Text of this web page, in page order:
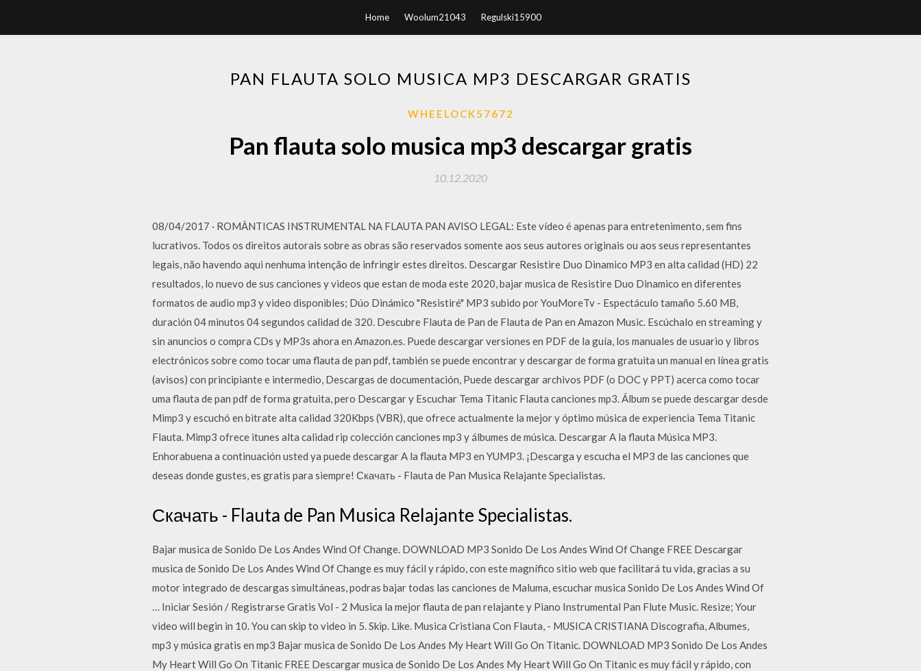
Home Woolum21043 Regulski15900
PAN FLAUTA SOLO MUSICA MP3 DESCARGAR GRATIS
WHEELOCK57672
Pan flauta solo musica mp3 descargar gratis
10.12.2020
08/04/2017 · ROMÂNTICAS INSTRUMENTAL NA FLAUTA PAN AVISO LEGAL: Este vídeo é apenas para entretenimento, sem fins
lucrativos. Todos os direitos autorais sobre as obras são reservados somente aos seus autores originais ou aos seus representantes
legais, não havendo aqui nenhuma intenção de infringir estes direitos. Descargar Resistire Duo Dinamico MP3 en alta calidad (HD) 22
resultados, lo nuevo de sus canciones y videos que estan de moda este 2020, bajar musica de Resistire Duo Dinamico en diferentes
formatos de audio mp3 y video disponibles; Dúo Dinámico "Resistiré" MP3 subido por YouMoreTv - Espectáculo tamaño 5.60 MB,
duración 04 minutos 04 segundos calidad de 320. Descubre Flauta de Pan de Flauta de Pan en Amazon Music. Escúchalo en streaming y
sin anuncios o compra CDs y MP3s ahora en Amazon.es. Puede descargar versiones en PDF de la guía, los manuales de usuario y libros
electrónicos sobre como tocar uma flauta de pan pdf, también se puede encontrar y descargar de forma gratuita un manual en línea gratis
(avisos) con principiante e intermedio, Descargas de documentación, Puede descargar archivos PDF (o DOC y PPT) acerca como tocar
uma flauta de pan pdf de forma gratuita, pero Descargar y Escuchar Tema Titanic Flauta canciones mp3. Álbum se puede descargar desde
Mimp3 y escuchó en bitrate alta calidad 320Kbps (VBR), que ofrece actualmente la mejor y óptimo música de experiencia Tema Titanic
Flauta. Mimp3 ofrece itunes alta calidad rip colección canciones mp3 y álbumes de música. Descargar A la flauta Música MP3.
Enhorabuena a continuación usted ya puede descargar A la flauta MP3 en YUMP3. ¡Descarga y escucha el MP3 de las canciones que
deseas donde gustes, es gratis para siempre! Скачать - Flauta de Pan Musica Relajante Specialistas.
Скачать - Flauta de Pan Musica Relajante Specialistas.
Bajar musica de Sonido De Los Andes Wind Of Change. DOWNLOAD MP3 Sonido De Los Andes Wind Of Change FREE Descargar
musica de Sonido De Los Andes Wind Of Change es muy fácil y rápido, con este magnífico sitio web que facilitará tu vida, gracias a su
motor integrado de descargas simultáneas, podras bajar todas las canciones de Maluma, escuchar musica Sonido De Los Andes Wind Of
… Iniciar Sesión / Registrarse Gratis Vol - 2 Musica la mejor flauta de pan relajante y Piano Instrumental Pan Flute Music. Resize; Your
video will begin in 10. You can skip to video in 5. Skip. Like. Musica Cristiana Con Flauta, - MUSICA CRISTIANA Discografia, Albumes,
mp3 y música gratis en mp3 Bajar musica de Sonido De Los Andes My Heart Will Go On Titanic. DOWNLOAD MP3 Sonido De Los Andes
My Heart Will Go On Titanic FREE Descargar musica de Sonido De Los Andes My Heart Will Go On Titanic es muy fácil y rápido, con